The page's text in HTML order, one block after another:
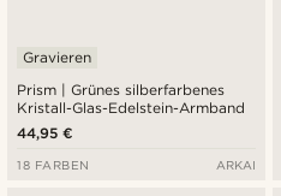
Prism | Grünes silberfarbenes
Kristall-Glas-Edelstein-Armband
Gravieren
44,95 €
18 FARBEN ARKAI